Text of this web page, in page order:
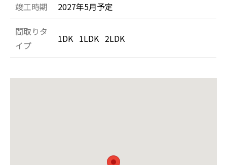
竣工時期 2027年5月予定
間取りタ
イプ
1DK 1LDK 2LDK